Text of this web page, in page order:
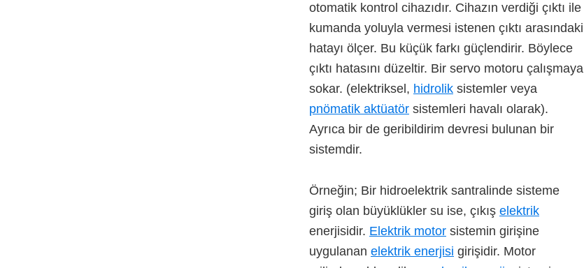
otomatik kontrol cihazıdır. Cihazın verdiği çıktı ile
kumanda yoluyla vermesi istenen çıktı arasındaki
hatayı ölçer. Bu küçük farkı güçlendirir. Böylece
çıktı hatasını düzeltir. Bir servo motoru çalışmaya
sokar. (elektriksel, hidrolik sistemler veya
pnömatik aktüatör sistemleri havalı olarak).
Ayrıca bir de geribildirim devresi bulunan bir
sistemdir.
Örneğin; Bir hidroelektrik santralinde sisteme
giriş olan büyüklükler su ise, çıkış elektrik
enerjisidir. Elektrik motor sistemin girişine
uygulanan elektrik enerjisi girişidir. Motor